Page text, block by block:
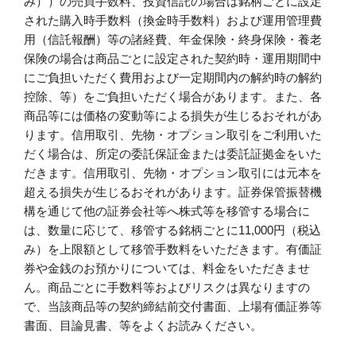
された購入時手数料（換金時手数料）および運用管理費
用（信託報酬）等の諸経費、年金保険・終身保険・養老
保険の場合は商品ごとに設定された契約時・運用期間中
にご負担いただく費用および一定期間内の解約時の解約
控除、等）をご負担いただく場合があります。また、各
商品等には価格の変動等による損失が生じるおそれがあ
ります。信用取引、先物・オプション取引をご利用いた
だく場合は、所定の委託保証金または委託証拠金をいた
だきます。信用取引、先物・オプション取引には元本を
超える損失が生じるおそれがあります。証券保管振替機
構を通じて他の証券会社等へ株式等を移管する場合に
は、数量に応じて、移管する銘柄ごとに11,000円（税込
み）を上限額として移管手数料をいただきます。有価証
券や金銭のお預かりについては、料金をいただきませ
ん。商品ごとに手数料等およびリスクは異なりますの
で、当該商品等の契約締結前交付書面、上場有価証券等
書面、目論見書、等をよくお読みください。